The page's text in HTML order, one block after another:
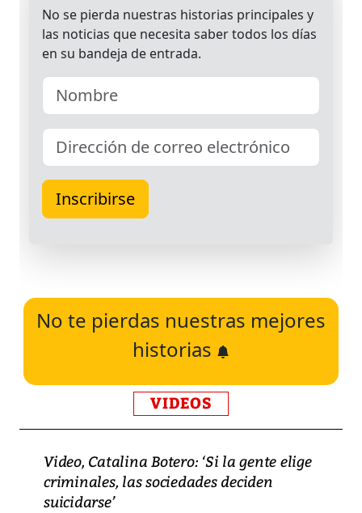
No te pierdas nuestras mejores
historias
VIDEOS
Video, Catalina Botero: ‘Si la gente elige
criminales, las sociedades deciden
suicidarse’